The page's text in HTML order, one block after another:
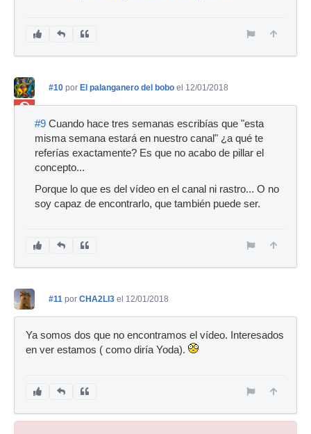
Ban
#10 por El palanganero del bobo el 12/01/2018
#9 Cuando hace tres semanas escribías que "esta
misma semana estará en nuestro canal" ¿a qué te
referías exactamente? Es que no acabo de pillar el
concepto...
Porque lo que es del vídeo en el canal ni rastro... O no
soy capaz de encontrarlo, que también puede ser.
#11 por CHA2LI3 el 12/01/2018
Ya somos dos que no encontramos el vídeo. Interesados
en ver estamos ( como diría Yoda).